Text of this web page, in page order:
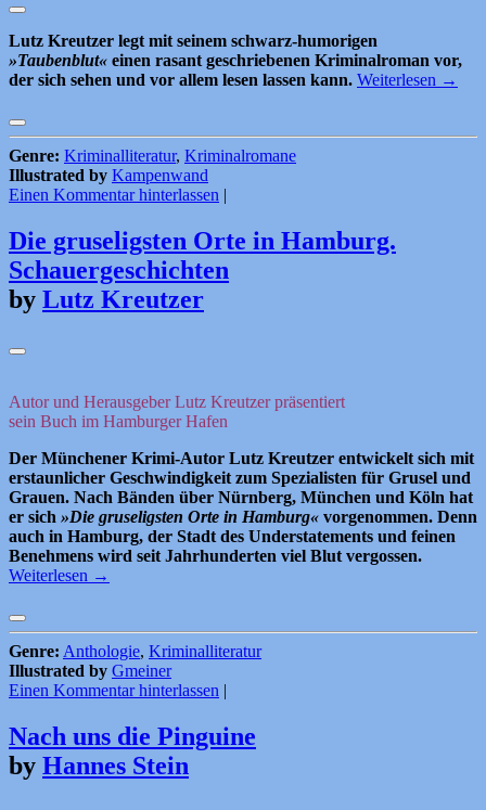
Lutz Kreutzer legt mit seinem schwarz-humorigen
»Taubenblut« einen rasant geschriebenen Kriminalroman vor,
der sich sehen und vor allem lesen lassen kann. Weiterlesen →
Genre: Kriminalliteratur, Kriminalromane
Illustrated by Kampenwand
Einen Kommentar hinterlassen |
Die gruseligsten Orte in Hamburg.
Schauergeschichten
by Lutz Kreutzer
Autor und Herausgeber Lutz Kreutzer präsentiert
sein Buch im Hamburger Hafen
Der Münchener Krimi-Autor Lutz Kreutzer entwickelt sich mit
erstaunlicher Geschwindigkeit zum Spezialisten für Grusel und
Grauen. Nach Bänden über Nürnberg, München und Köln hat
er sich »Die gruseligsten Orte in Hamburg« vorgenommen. Denn
auch in Hamburg, der Stadt des Understatements und feinen
Benehmens wird seit Jahrhunderten viel Blut vergossen.
Weiterlesen →
Genre: Anthologie, Kriminalliteratur
Illustrated by Gmeiner
Einen Kommentar hinterlassen |
Nach uns die Pinguine
by Hannes Stein